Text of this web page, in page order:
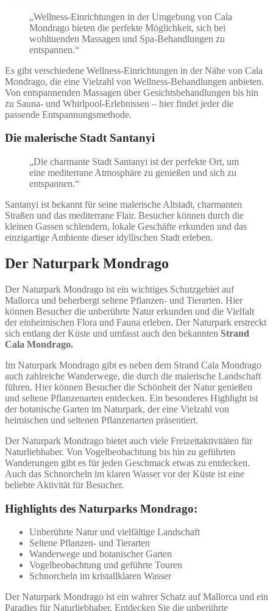
„Wellness-Einrichtungen in der Umgebung von Cala
Mondrago bieten die perfekte Möglichkeit, sich bei
wohltuenden Massagen und Spa-Behandlungen zu
entspannen.“
Es gibt verschiedene Wellness-Einrichtungen in der Nähe von Cala
Mondrago, die eine Vielzahl von Wellness-Behandlungen anbieten.
Von entspannenden Massagen über Gesichtsbehandlungen bis hin
zu Sauna- und Whirlpool-Erlebnissen – hier findet jeder die
passende Entspannungsmethode.
Die malerische Stadt Santanyi
„Die charmante Stadt Santanyi ist der perfekte Ort, um
eine mediterrane Atmosphäre zu genießen und sich zu
entspannen.“
Santanyi ist bekannt für seine malerische Altstadt, charmanten
Straßen und das mediterrane Flair. Besucher können durch die
kleinen Gassen schlendern, lokale Geschäfte erkunden und das
einzigartige Ambiente dieser idyllischen Stadt erleben.
Der Naturpark Mondrago
Der Naturpark Mondrago ist ein wichtiges Schutzgebiet auf
Mallorca und beherbergt seltene Pflanzen- und Tierarten. Hier
können Besucher die unberührte Natur erkunden und die Vielfalt
der einheimischen Flora und Fauna erleben. Der Naturpark erstreckt
sich entlang der Küste und umfasst auch den bekannten Strand
Cala Mondrago.
Im Naturpark Mondrago gibt es neben dem Strand Cala Mondrago
auch zahlreiche Wanderwege, die durch die malerische Landschaft
führen. Hier können Besucher die Schönheit der Natur genießen
und seltene Pflanzenarten entdecken. Ein besonderes Highlight ist
der botanische Garten im Naturpark, der eine Vielzahl von
heimischen und seltenen Pflanzenarten präsentiert.
Der Naturpark Mondrago bietet auch viele Freizeitaktivitäten für
Naturliebhaber. Von Vogelbeobachtung bis hin zu geführten
Wanderungen gibt es für jeden Geschmack etwas zu entdecken.
Auch das Schnorcheln im klaren Wasser vor der Küste ist eine
beliebte Aktivität für Besucher.
Highlights des Naturparks Mondrago:
Unberührte Natur und vielfältige Landschaft
Seltene Pflanzen- und Tierarten
Wanderwege und botanischer Garten
Vogelbeobachtung und geführte Touren
Schnorcheln im kristallklaren Wasser
Der Naturpark Mondrago ist ein wahrer Schatz auf Mallorca und ein
Paradies für Naturliebhaber. Entdecken Sie die unberührte